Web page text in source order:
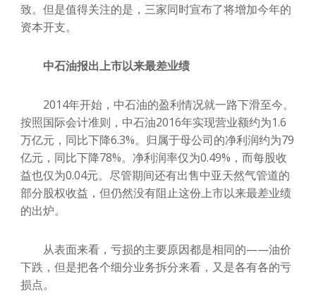
致。但是值得关注的是，三家同时宣布了将增加今年的
资本开支。
中石油报出上市以来最差业绩
2014年开始，中石油的盈利情况就一路下滑至今。
按照国际会计准则，中石油2016年实现营业额约为1.6
万亿元，同比下降6.3%。归属于母公司的净利润约为79
亿元，同比下降78%。净利润率仅为0.49%，而每股收
益也仅为0.04元。尽管期间还有出售中亚天然气管道的
部分股权收益，但仍然没有阻止这份上市以来最差业绩
的出炉。
从表面来看，亏损的主要原因都是相同的——油价
下跌，但是把各个细分业务拆分来看，又是各有各的亏
损点。